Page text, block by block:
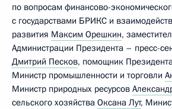
по вопросам финансово-
с государствами БРИКС и
развития Максим Орешкин,
Администрации Президента – пресс-
Дмитрий Песков, помощник
Министр промышленности и торговли
Министр природных ресурсов
сельского хозяйства Оксана Лут,